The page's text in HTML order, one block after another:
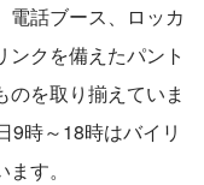
電話ブース、ロッカ
クを備えたパント
のを取り揃えていま
9時～18時はバイリ
す。